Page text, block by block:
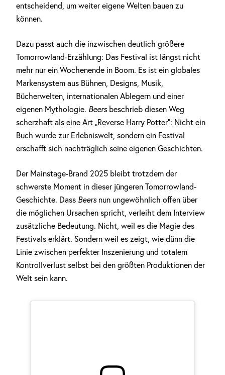
entscheidend, um weiter eigene Welten bauen zu
können.
Dazu passt auch die inzwischen deutlich größere
Tomorrowland-Erzählung: Das Festival ist längst nicht
mehr nur ein Wochenende in Boom. Es ist ein globales
Markensystem aus Bühnen, Designs, Musik,
Bücherwelten, internationalen Ablegern und einer
eigenen Mythologie. Beers beschrieb diesen Weg
scherzhaft als eine Art „Reverse Harry Potter“: Nicht ein
Buch wurde zur Erlebniswelt, sondern ein Festival
erschafft sich nachträglich seine eigenen Geschichten.
Der Mainstage-Brand 2025 bleibt trotzdem der
schwerste Moment in dieser jüngeren Tomorrowland-
Geschichte. Dass Beers nun ungewöhnlich offen über
die möglichen Ursachen spricht, verleiht dem Interview
zusätzliche Bedeutung. Nicht, weil es die Magie des
Festivals erklärt. Sondern weil es zeigt, wie dünn die
Linie zwischen perfekter Inszenierung und totalem
Kontrollverlust selbst bei den größten Produktionen der
Welt sein kann.